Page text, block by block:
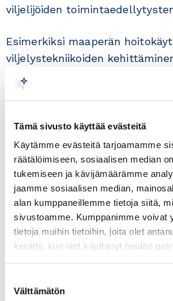
Tämä sivusto käyttää evästeitä
Käytämme evästeitä tarjoamamme
räätälöimiseen, sosiaalisen median
tukemiseen ja kävijämäärämme
jaamme sosiaalisen median,
alan kumppaneillemme tietoja siitä,
sivustoamme. Kumppanimme voivat
tietoja muihin tietoihin, joita olet
kerätty, kun olet käyttänyt heidän
valinta
Välttämätön
viljelijöiden
Esimerkiksi maaperän
viljelystekniikoiden
käytön optimointi sekä
liittyvien kasvihuonekaasujen
viljelijöiden
Ne ovat myös sosiaalisia
parantavat viljelijöiden
ja elämänlaatua.
Indonesian tavoitteena on
ruokaturvaa ja poistaa
Ruokaturvalla tarkoitetaan
edellyttää kestävän kehityksen